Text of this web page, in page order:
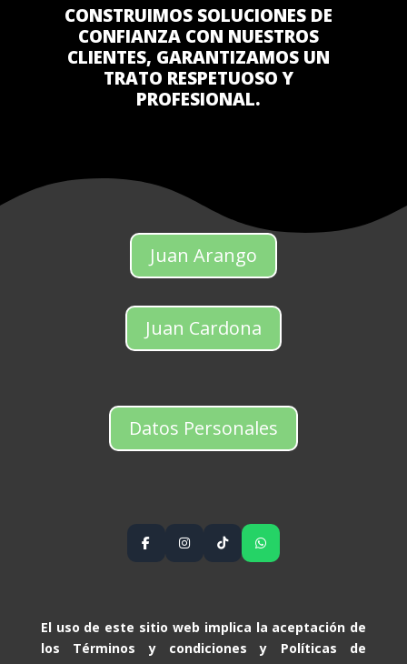
CONSTRUIMOS SOLUCIONES DE
CONFIANZA CON NUESTROS
CLIENTES, GARANTIZAMOS UN
TRATO RESPETUOSO Y
PROFESIONAL.
Juan Arango
Juan Cardona
Datos Personales
El uso de este sitio web implica la aceptación de
los Términos y condiciones y Políticas de